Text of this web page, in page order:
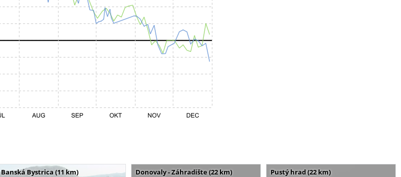
Banská Bystrica (11 km) Donovaly - Záhradište (22 km) Pustý hrad (22 km)